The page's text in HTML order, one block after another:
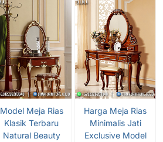
Model Meja Rias
Klasik Terbaru
Natural Beauty
Harga Meja Rias
Minimalis Jati
Exclusive Model